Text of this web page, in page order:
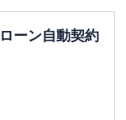
ーン自動契約